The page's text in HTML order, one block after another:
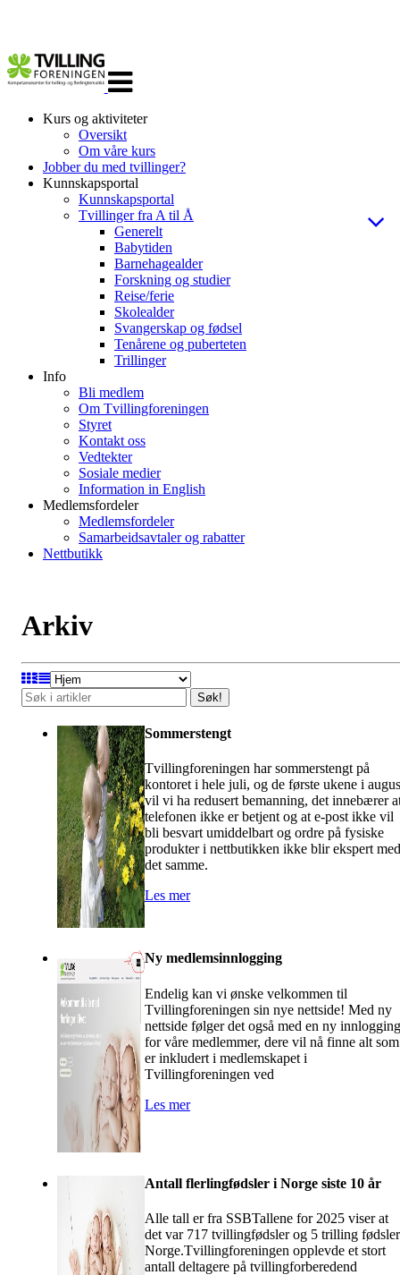
navigasjon
Kurs og aktiviteter
Oversikt
Om våre kurs
Jobber du med tvillinger?
Kunnskapsportal
Kunnskapsportal
Tvillinger fra A til Å
Generelt
Babytiden
Barnehagealder
Forskning og studier
Reise/ferie
Skolealder
Svangerskap og fødsel
Tenårene og puberteten
Trillinger
Info
Bli medlem
Om Tvillingforeningen
Styret
Kontakt oss
Vedtekter
Sosiale medier
Information in English
Medlemsfordeler
Medlemsfordeler
Samarbeidsavtaler og rabatter
Nettbutikk
Arkiv
Søk!
Sommerstengt
Tvillingforeningen har sommerstengt på
kontoret i hele juli, og de første ukene i
vil vi ha redusert bemanning, det innebærer
telefonen ikke er betjent og at e-post ikke vil
bli besvart umiddelbart og ordre på fysiske
produkter i nettbutikken ikke blir ekspert med
det samme.
Les mer
Ny medlemsinnlogging
Endelig kan vi ønske velkommen til
Tvillingforeningen sin nye nettside! Med ny
nettside følger det også med en ny innlogging
for våre medlemmer, dere vil nå finne alt som
er inkludert i medlemskapet i
Tvillingforeningen ved
Les mer
Antall flerlingfødsler i Norge siste 10 år
Alle tall er fra SSBTallene for 2025 viser at
det var 717 tvillingfødsler og 5 trilling
Norge.Tvillingforeningen opplevde et stort
antall deltagere på tvillingforberedend